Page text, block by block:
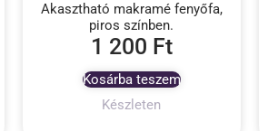
Készleten
1 200 Ft
Akasztható makramé fenyőfa,
piros színben.
Kosárba teszem